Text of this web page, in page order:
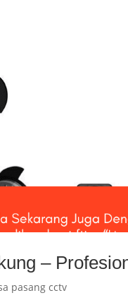
–
pasang cctv